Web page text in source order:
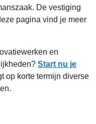
De vestiging
pagina vind je meer
en
Start nu je
op korte termijn diverse